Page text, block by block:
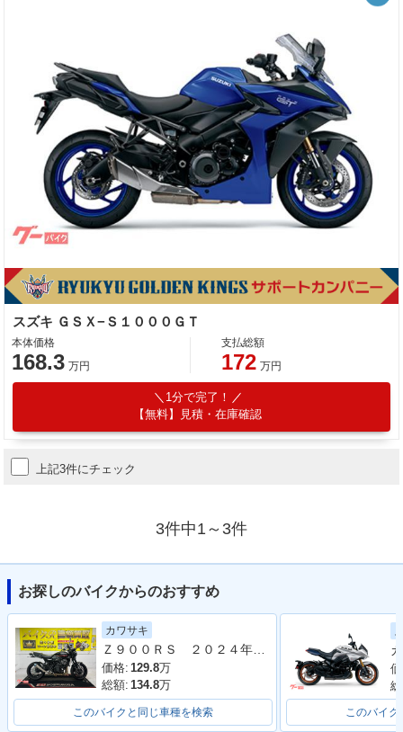
スズキ ＧＳＸ−Ｓ１０００ＧＴ
本体価格
168.3 万円
支払総額
172 万円
1分で完了！
【無料】見積・在庫確認
上記3件にチェック
3件中1～3件
お探しのバイクからのおすすめ
カワサキ
Ｚ９００ＲＳ ２０２４年モデル 社外フルエキマフラー フェンダーレス ラジエーターカバー タンデムバー シート カスタム多数
価格: 129.8万
総額: 134.8万
このバイクと同じ車種を検索 このバイク